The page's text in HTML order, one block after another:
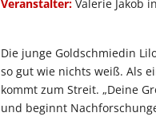
Veranstalter: Valerie Jakob
Die junge Goldschmiedin
so gut wie nichts weiß. Als
kommt zum Streit. „Deine
und beginnt